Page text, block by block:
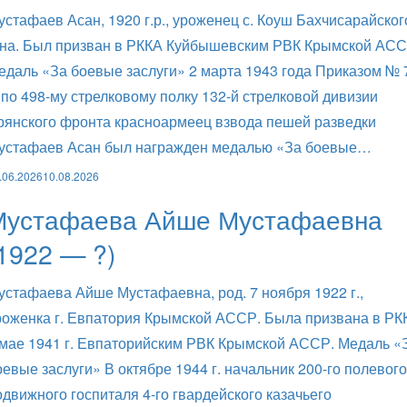
Асан, 1920 г.р., уроженец с. Коуш
Был призван в РККА Куйбышевским РВК Крымской
«За боевые заслуги» 2 марта 1943 года Приказом №
498-му стрелковому полку 132-й стрелковой дивизии
фронта красноармеец взвода пешей разведки
Асан был награжден медалью «За боевые…
10.08.2026
Айше Мустафаевна
— ?)
Айше Мустафаевна, род. 7 ноября 1922 г.,
г. Евпатория Крымской АССР. Была призвана в
1941 г. Евпаторийским РВК Крымской АССР. Медаль
заслуги» В октябре 1944 г. начальник 200-го полевого
госпиталя 4-го гвардейского казачьего